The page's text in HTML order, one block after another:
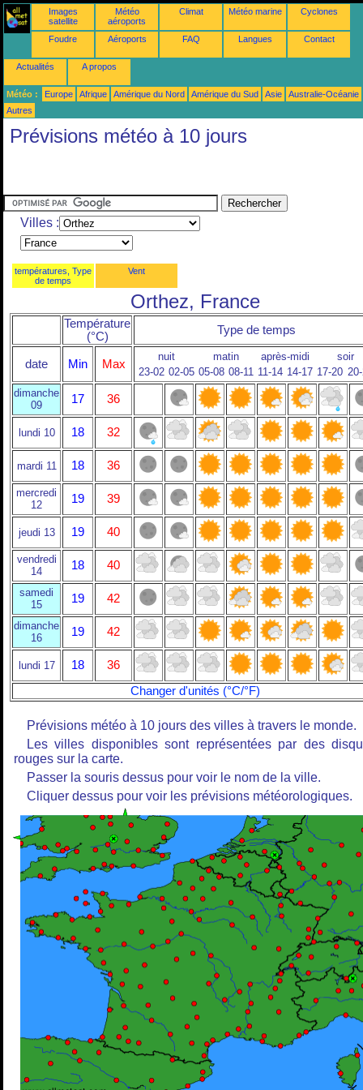
Images
satellite
Météo
aéroports
Climat Météo marine Cyclones
Foudre Aéroports FAQ Langues Contact
Actualités A propos
Météo : Europe Afrique Amérique du Nord Amérique du Sud Asie
Australie-Océanie
Autres
Prévisions météo à 10 jours
Villes :
températures, Type
de temps
Vent
Orthez, France
Température
(°C)
Type de temps
date Min Max
nuit matin après-midi
soir
23-02 02-05 05-08 08-11 11-14 14-17 17-20
dimanche
09
17 36
lundi 10 18 32
mardi 11 18 36
mercredi
12
19 39
jeudi 13 19 40
vendredi
14
18 40
samedi
15
19 42
dimanche
16
19 42
lundi 17 18
36
Changer d'unités (°C/°F)
Prévisions météo à 10 jours des villes à travers le monde.
Les villes disponibles sont représentées par des
rouges sur la carte.
Passer la souris dessus pour voir le nom de la ville.
Cliquer dessus pour voir les prévisions météorologiques.